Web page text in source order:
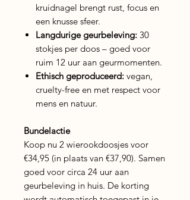
kruidnagel brengt rust, focus en
een knusse sfeer.
Langdurige geurbeleving: 30
stokjes per doos – goed voor
ruim 12 uur aan geurmomenten.
Ethisch geproduceerd: vegan,
cruelty-free en met respect voor
mens en natuur.
Bundelactie
Koop nu 2 wierookdoosjes voor
€34,95 (in plaats van €37,90). Samen
goed voor circa 24 uur aan
geurbeleving in huis. De korting